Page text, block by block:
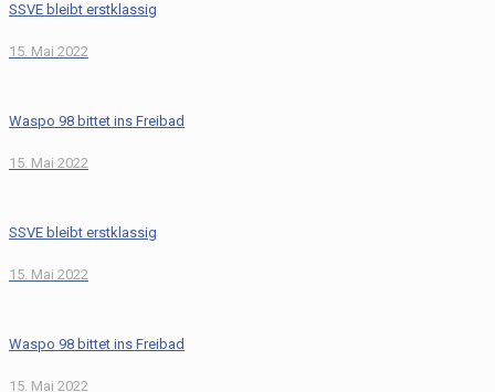
SSVE bleibt erstklassig
15. Mai 2022
Waspo 98 bittet ins Freibad
15. Mai 2022
SSVE bleibt erstklassig
15. Mai 2022
Waspo 98 bittet ins Freibad
15. Mai 2022